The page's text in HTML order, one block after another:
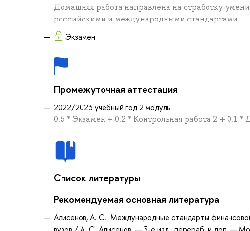
Домашняя работа направлена на отработку
российскими и международными стандартами.
Экзамен
Промежуточная аттестация
2022/2023 учебный год 2 модуль
0.5 * Экзамен + 0.2 * Контрольная работа 2 + 0.1
Список литературы
Рекомендуемая основная литература
Алисенов, А. С. Международные стандарты